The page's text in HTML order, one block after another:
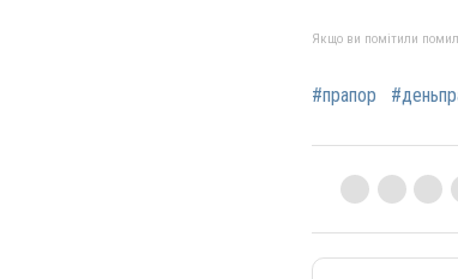
Якщо ви помітили
#прапор